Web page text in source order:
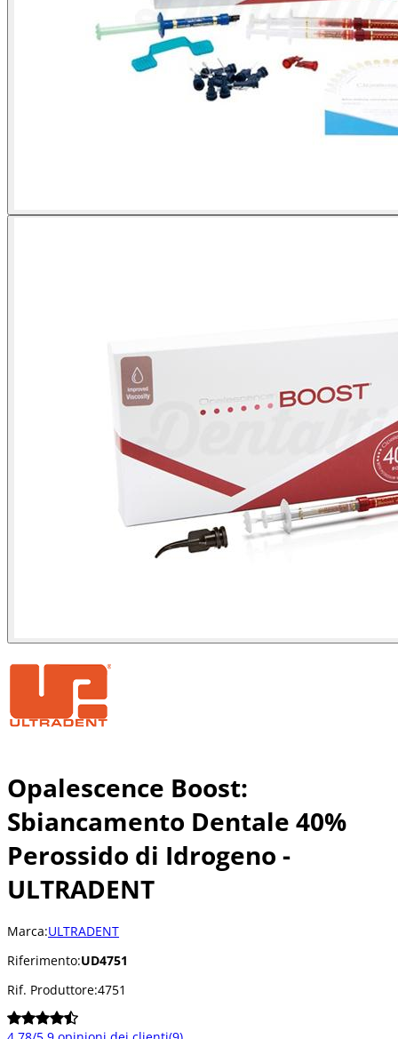
Opalescence Boost:
Sbiancamento Dentale 40%
Perossido di Idrogeno -
ULTRADENT
Marca:ULTRADENT
Riferimento:UD4751
Rif. Produttore:4751